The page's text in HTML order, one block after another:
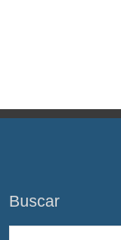
Buscar